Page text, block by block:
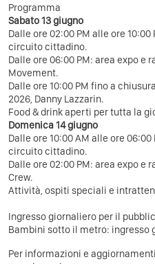
Programma
Sabato 13 giugno
Dalle ore 02:00 PM alle ore
circuito cittadino.
Dalle ore 06:00 PM: area expo e
Movement.
Dalle ore 10:00 PM fino a
2026, Danny Lazzarin.
Food & drink aperti per tutta la
Domenica 14 giugno
Dalle ore 10:00 AM alle ore
circuito cittadino.
Dalle ore 02:00 PM: area expo e
Crew.
Attività, ospiti speciali e
Ingresso giornaliero per il
Bambini sotto il metro: ingresso
Per informazioni e aggiornamenti